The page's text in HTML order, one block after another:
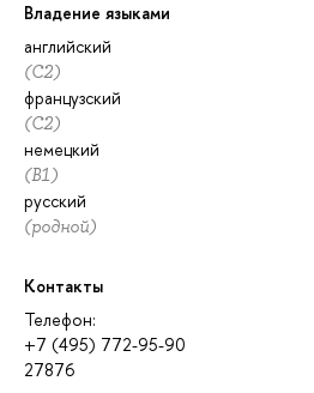
Владение языками
английский
(C2)
французский
(C2)
немецкий
(B1)
русский
(родной)
Контакты
Телефон:
+7 (495) 772-95-90
27876